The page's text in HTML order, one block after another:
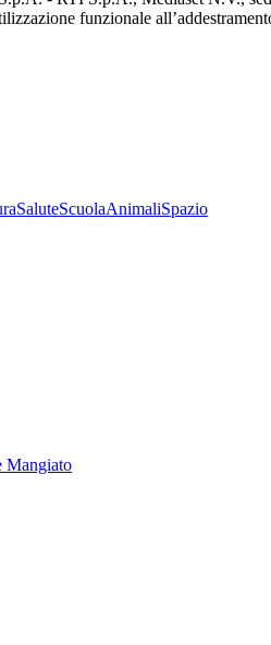
funzionale
SaluteScuolaAnimaliSpazio
Mangiato